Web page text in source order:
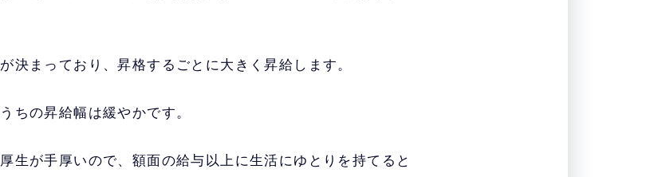
決まっており、昇格するごとに大きく昇給します。
ちの昇給幅は緩やかです。
生が手厚いので、額面の給与以上に生活にゆとりを持てると